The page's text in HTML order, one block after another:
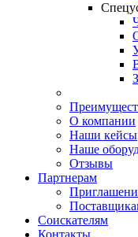
О компании
Наши кейсы
Наше
Отзывы
Партнерам
Соискателям
Контакты